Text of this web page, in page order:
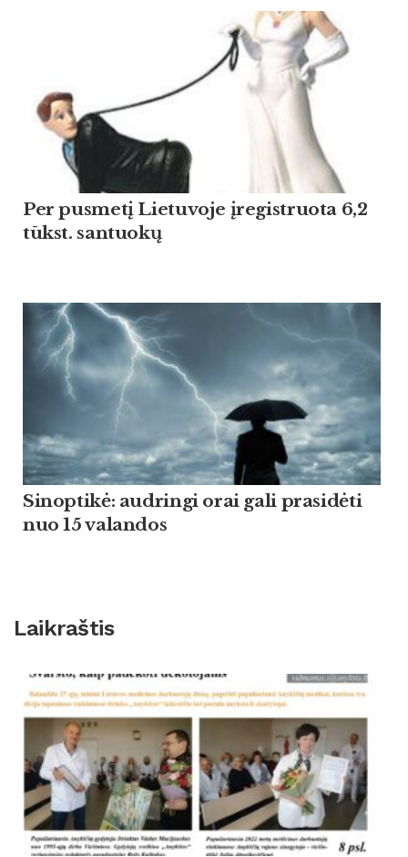
Per pusmetį Lietuvoje įregistruota 6,2
tūkst. santuokų
Sinoptikė: audringi orai gali prasidėti
nuo 15 valandos
Laikraštis